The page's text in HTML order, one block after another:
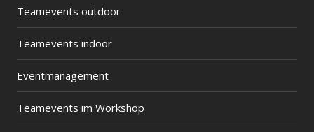
Teamevents outdoor
Teamevents indoor
Eventmanagement
Teamevents im Workshop